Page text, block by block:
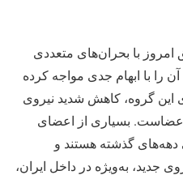
با بحران‌های متعددی
را با ابهام جدی مواجه کرده
گروه، کاهش شدید نیروی
بسیاری از اعضای
دهه‌های گذشته هستند و
به‌ویژه در داخل ایران،